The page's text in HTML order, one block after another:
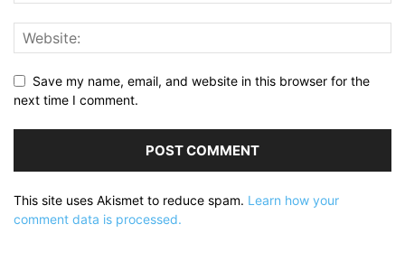
Save my name, email, and website in this browser for the
next time I comment.
This site uses Akismet to reduce spam. Learn how your
comment data is processed.